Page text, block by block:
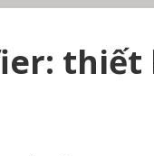
thiết